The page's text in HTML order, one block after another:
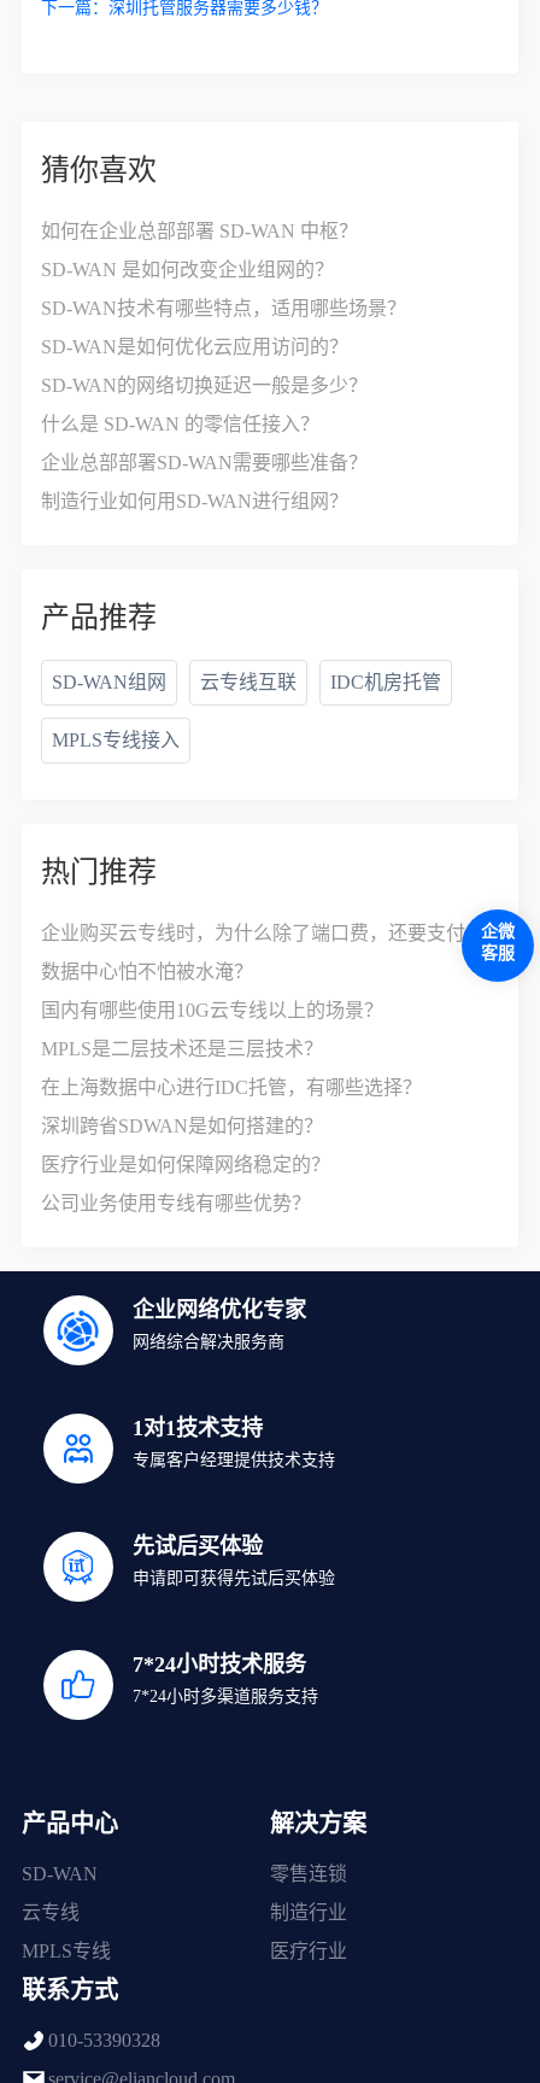
下一篇：深圳托管服务器需要多少钱？
猜你喜欢
如何在企业总部部署 SD-WAN 中枢？
SD-WAN 是如何改变企业组网的？
SD-WAN技术有哪些特点，适用哪些场景？
SD-WAN是如何优化云应用访问的？
SD-WAN的网络切换延迟一般是多少？
什么是 SD-WAN 的零信任接入？
企业总部部署SD-WAN需要哪些准备？
制造行业如何用SD-WAN进行组网？
产品推荐
SD-WAN组网 云专线互联 IDC机房托管
MPLS专线接入
热门推荐
企业购买云专线时，为什么除了端口费，还要支付接入费？
数据中心怕不怕被水淹？
国内有哪些使用10G云专线以上的场景？
MPLS是二层技术还是三层技术？
在上海数据中心进行IDC托管，有哪些选择？
深圳跨省SDWAN是如何搭建的？
医疗行业是如何保障网络稳定的？
公司业务使用专线有哪些优势？
企业网络优化专家
网络综合解决服务商
1对1技术支持
专属客户经理提供技术支持
先试后买体验
申请即可获得先试后买体验
7*24小时技术服务
7*24小时多渠道服务支持
产品中心
SD-WAN
云专线
MPLS专线
解决方案
零售连锁
制造行业
医疗行业
联系方式
010-53390328
service@eliancloud.com
企微
客服